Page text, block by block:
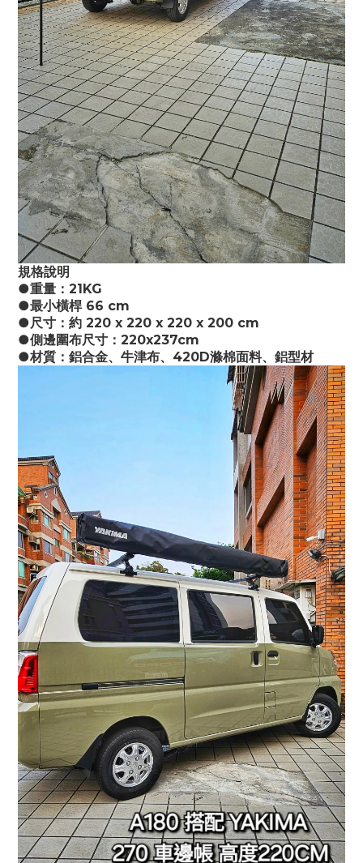
規格說明
●重量：21KG
●最小橫桿 66 cm
●尺寸：約 220 x 220 x 220 x 200 cm
●側邊圍布尺寸：220x237cm
●材質：鋁合金、牛津布、420D滌棉面料、鋁型材